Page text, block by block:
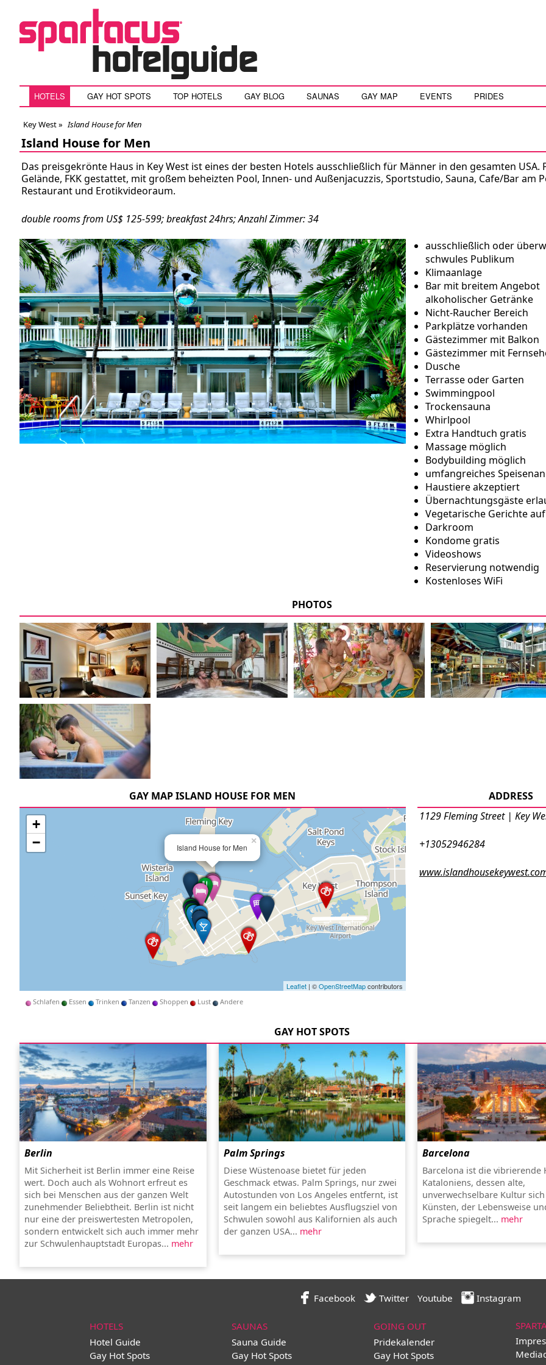
HOTELS GAY HOT SPOTS TOP HOTELS GAY BLOG SAUNAS GAY MAP EVENTS PRIDES
Key West» Island House for Men
Island House for Men
Das preisgekrönte Haus in Key West ist eines der besten Hotels ausschließlich für Männer in den gesamten USA.
Gelände, FKK gestattet, mit großem beheizten Pool, Innen- und Außenjacuzzis, Sportstudio, Sauna, Cafe/Bar am
Restaurant und Erotikvideoraum.
double rooms from US$ 125-599; breakfast 24hrs; Anzahl Zimmer: 34
ausschließlich oder
schwules Publikum
Klimaanlage
Bar mit breitem Angebot
alkoholischer Getränke
Nicht-Raucher Bereich
Parkplätze vorhanden
Gästezimmer mit Balkon
Gästezimmer mit
Dusche
Terrasse oder Garten
Swimmingpool
Trockensauna
Whirlpool
Extra Handtuch gratis
Massage möglich
Bodybuilding möglich
umfangreiches
Haustiere akzeptiert
Übernachtungsgäste
Vegetarische Gerichte
Darkroom
Kondome gratis
Videoshows
Reservierung notwendig
Kostenloses WiFi
PHOTOS
ADDRESS
1129 Fleming Street | Key
+13052946284
GAY MAP ISLAND HOUSE FOR MEN
Island House for Men
×
+
−
Leaflet| ©OpenStreetMapcontributors
Schlafen Essen Trinken Tanzen Shoppen Lust Andere
GAY HOT SPOTS
Berlin
Mit Sicherheit ist Berlin immer eine Reise
wert. Doch auch als Wohnort erfreut es
sich bei Menschen aus der ganzen Welt
zunehmender Beliebtheit. Berlin ist nicht
nur eine der preiswertesten Metropolen,
sondern entwickelt sich auch immer mehr
zur Schwulenhauptstadt Europas... mehr
Palm Springs
Diese Wüstenoase bietet für jeden
Geschmack etwas. Palm Springs, nur zwei
Autostunden von Los Angeles entfernt, ist
seit langem ein beliebtes Ausflugsziel von
Schwulen sowohl aus Kalifornien als auch
der ganzen USA... mehr
Barcelona
Barcelona ist die vibrierende
Kataloniens, dessen alte,
unverwechselbare Kultur
Künsten, der Lebensweise
Sprache spiegelt... mehr
Facebook Twitter Youtube Instagram
HOTELS
Hotel Guide
Gay Hot Spots
SAUNAS
Sauna Guide
Gay Hot Spots
GOING OUT
Pridekalender
Gay Hot Spots